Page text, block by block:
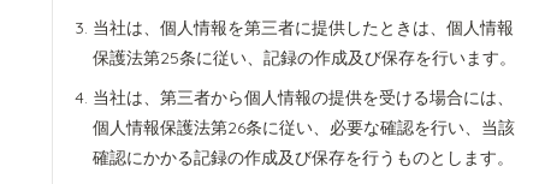
当社は、個人情報を第三者に提供したときは、個人情報
保護法第25条に従い、記録の作成及び保存を行います。
当社は、第三者から個人情報の提供を受ける場合には、
個人情報保護法第26条に従い、必要な確認を行い、当該
確認にかかる記録の作成及び保存を行うものとします。